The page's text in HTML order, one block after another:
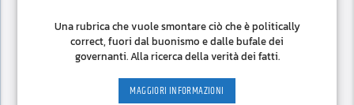
Una rubrica che vuole smontare ciò che è politically
correct, fuori dal buonismo e dalle bufale dei
governanti. Alla ricerca della verità dei fatti.
MAGGIORI INFORMAZIONI